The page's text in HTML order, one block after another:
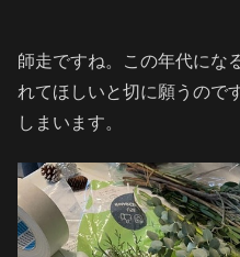
師走ですね。この年代にな
れてほしいと切に願うので
しまいます。